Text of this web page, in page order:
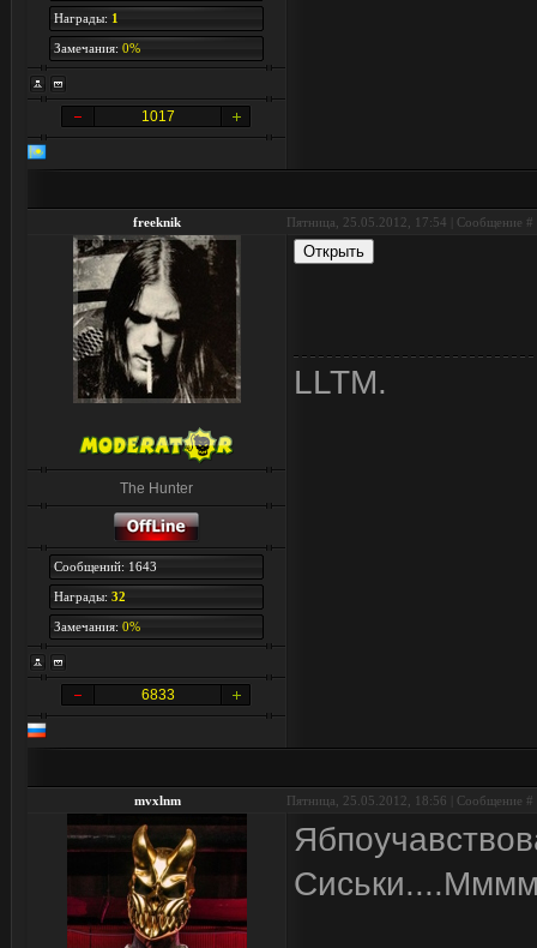
Награды: 1
Замечания: 0%
1017
freeknik Пятница, 25.05.2012, 17:54 | Сообщение #
The Hunter
Сообщений: 1643
Награды: 32
Замечания: 0%
6833
LLTM.
mvxlnm Пятница, 25.05.2012, 18:56 | Сообщение #